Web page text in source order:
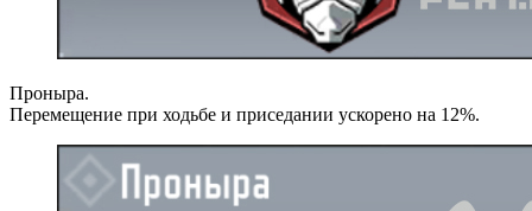
Проныра.
Перемещение при ходьбе и приседании ускорено на 12%.